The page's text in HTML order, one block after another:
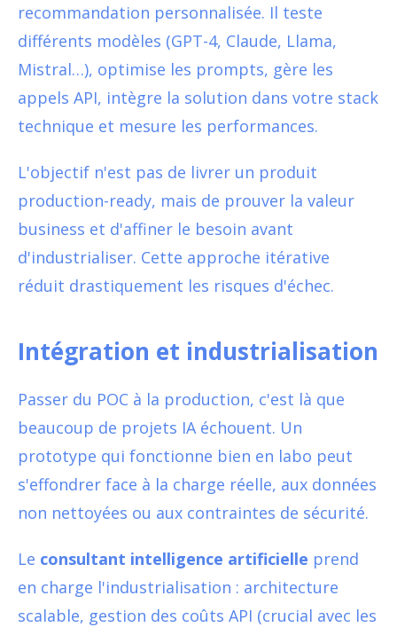
recommandation personnalisée. Il teste
différents modèles (GPT-4, Claude, Llama,
Mistral…), optimise les prompts, gère les
appels API, intègre la solution dans votre stack
technique et mesure les performances.
L'objectif n'est pas de livrer un produit
production-ready, mais de prouver la valeur
business et d'affiner le besoin avant
d'industrialiser. Cette approche itérative
réduit drastiquement les risques d'échec.
Intégration et industrialisation
Passer du POC à la production, c'est là que
beaucoup de projets IA échouent. Un
prototype qui fonctionne bien en labo peut
s'effondrer face à la charge réelle, aux données
non nettoyées ou aux contraintes de sécurité.
Le consultant intelligence artificielle prend
en charge l'industrialisation : architecture
scalable, gestion des coûts API (crucial avec les